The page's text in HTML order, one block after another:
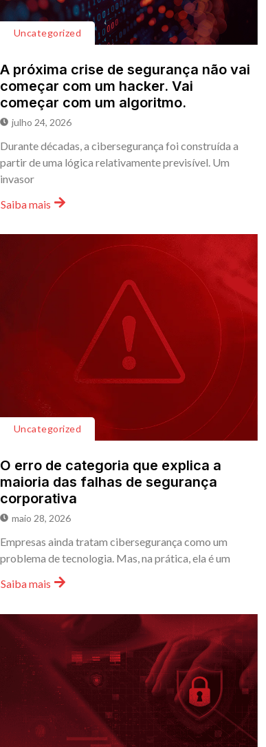
Uncategorized
A próxima crise de segurança não vai
começar com um hacker. Vai
começar com um algoritmo.
julho 24, 2026
Durante décadas, a cibersegurança foi construída a
partir de uma lógica relativamente previsível. Um
invasor
Saiba mais
Uncategorized
O erro de categoria que explica a
maioria das falhas de segurança
corporativa
maio 28, 2026
Empresas ainda tratam cibersegurança como um
problema de tecnologia. Mas, na prática, ela é um
Saiba mais